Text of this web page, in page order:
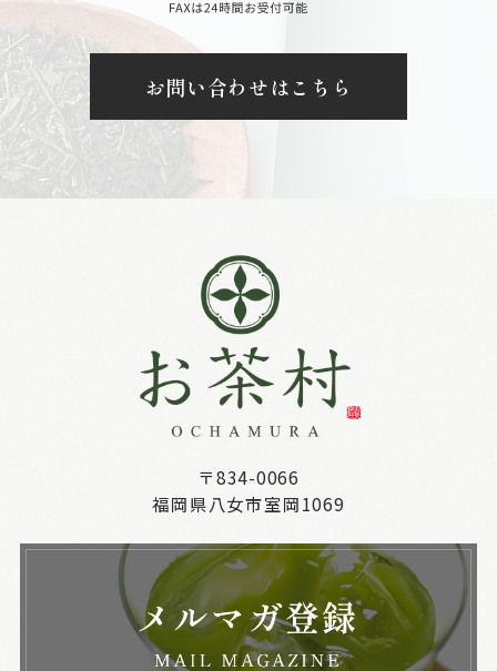
お問い合わせはこちら
〒834-0066
福岡県八女市室岡1069